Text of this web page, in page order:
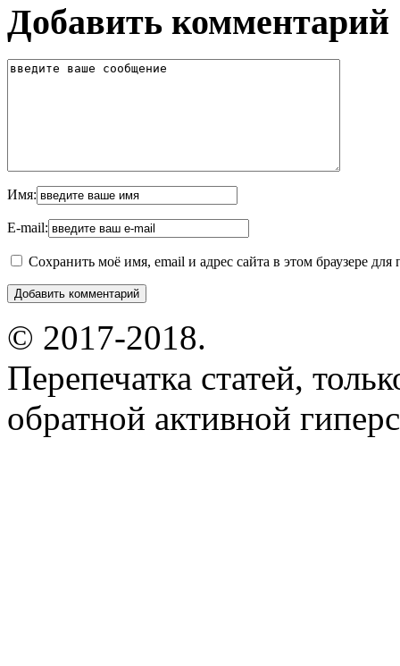
Добавить комментарий
Имя:
E-mail:
Сохранить моё имя, email и адрес сайта в этом браузере
© 2017-2018.
Перепечатка статей,
обратной активной